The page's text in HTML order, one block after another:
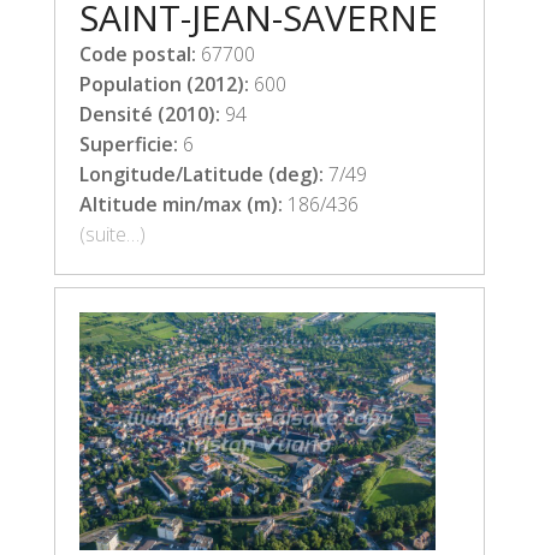
SAINT-JEAN-SAVERNE
Code postal: 67700
Population (2012): 600
Densité (2010): 94
Superficie: 6
Longitude/Latitude (deg): 7/49
Altitude min/max (m): 186/436
(suite…)